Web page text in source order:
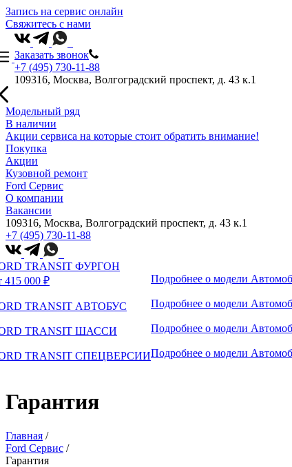
Запись на сервис онлайн
Свяжитесь с нами
Заказать звонок
+7 (495) 730-11-88
109316, Москва, Волгоградский проспект, д. 43 к.1
Модельный ряд
В наличии
Акции сервиса на которые стоит обратить внимание!
Покупка
Акции
Кузовной ремонт
Ford Сервис
О компании
Вакансии
109316, Москва, Волгоградский проспект, д. 43 к.1
+7 (495) 730-11-88
TRANSIT ФУРГОН
415 000 ₽
TRANSIT АВТОБУС
TRANSIT ШАССИ
TRANSIT СПЕЦВЕРСИИ
Подробнее о модели
Подробнее о модели
Подробнее о модели
Подробнее о модели
Гарантия
Главная /
Ford Сервис /
Гарантия